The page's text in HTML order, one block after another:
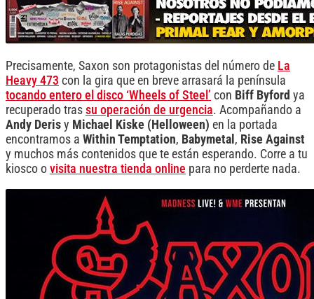
Precisamente, Saxon son protagonistas del número de La
Heavy 473 con la gira que en breve arrasará la península
tocando entero el disco ‘Wheels of Steel’ con Biff Byford ya
recuperado tras su operación de urgencia. Acompañando a
Andy Deris y Michael Kiske (Helloween) en la portada
encontramos a Within Temptation, Babymetal , Rise Against
y muchos más contenidos que te están esperando. Corre a tu
kiosco o visita nuestra tienda online para no perderte nada.